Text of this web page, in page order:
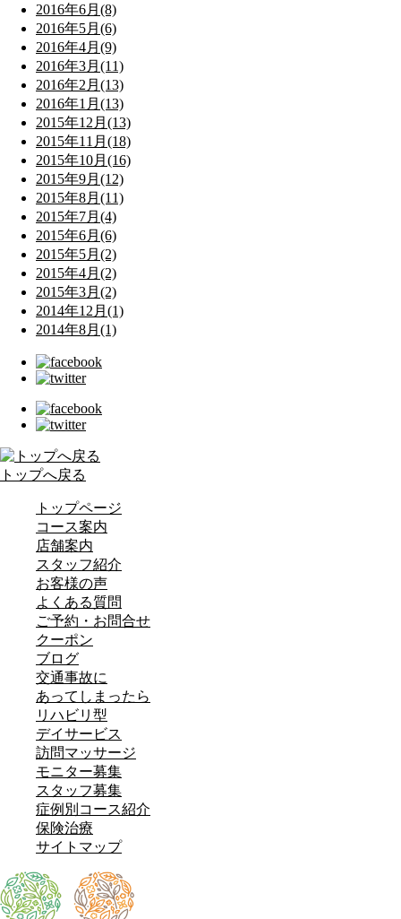
2016年6月(8)
2016年5月(6)
2016年4月(9)
2016年3月(11)
2016年2月(13)
2016年1月(13)
2015年12月(13)
2015年11月(18)
2015年10月(16)
2015年9月(12)
2015年8月(11)
2015年7月(4)
2015年6月(6)
2015年5月(2)
2015年4月(2)
2015年3月(2)
2014年12月(1)
2014年8月(1)
トップへ戻る
トップページ
コース案内
店舗案内
スタッフ紹介
お客様の声
よくある質問
ご予約・お問合せ
クーポン
ブログ
交通事故に
あってしまったら
リハビリ型
デイサービス
訪問マッサージ
モニター募集
スタッフ募集
症例別コース紹介
保険治療
サイトマップ